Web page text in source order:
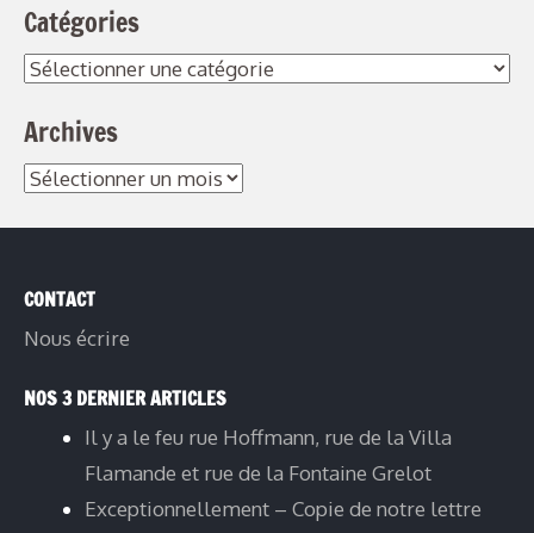
Catégories
Catégories
Archives
Archives
CONTACT
Nous écrire
NOS 3 DERNIER ARTICLES
Il y a le feu rue Hoffmann, rue de la Villa
Flamande et rue de la Fontaine Grelot
Exceptionnellement – Copie de notre lettre